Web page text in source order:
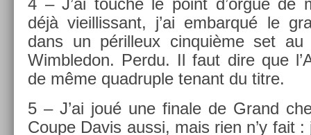
4 – J’ai touché le point d’orgue de
déjà vieil­lissant, j’ai em­bar­qué le
dans un péril­leux cin­quiè­me set
Wimbledon. Perdu. Il faut dire que
de même quad­ru­ple tenant du titre.
5 – J’ai joué une fin­ale de Grand
Coupe Davis aussi, mais rien n’y fait